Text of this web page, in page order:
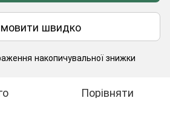
швидко
накопичувальної знижки
Порівняти